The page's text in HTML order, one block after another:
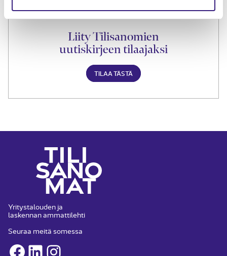
Liity Tilisanomien
uutiskirjeen tilaajaksi
TILAA TÄSTÄ
Yritystalouden ja
laskennan ammattilehti
Seuraa meitä somessa
Facebook
LinkedInInstagram